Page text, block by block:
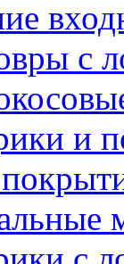
с
и